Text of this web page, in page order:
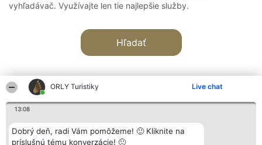
ORLY Turistiky Live chat
13:08
Dobrý deň, radi Vám pomôžeme! 🙂 Kliknite na
príslušnú tému konverzácie! 🙂
vyhľadávač. Využívajte len tie najlepšie služby.
Hľadať
Organizátor hodnotenia
Bright Side Solutions sp. z o.
Hodnotenie
Laureáti
Kontakt
Kontakt